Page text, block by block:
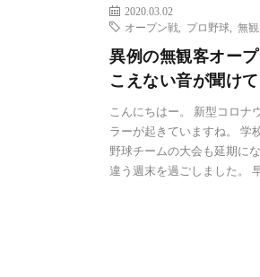
2020.03.02
オープン戦
プロ野球 無
異例の無観客オー
こえない音が聞け
こんにちはー。 新型コロナ
ラーが起きていますね。 学
野球チームの大会も延期に
違う週末を過ごしました。